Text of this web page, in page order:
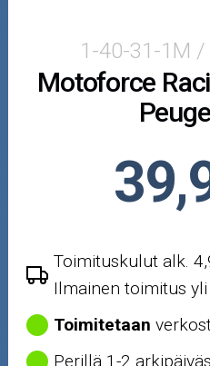
Puutarha ja metsä
Nastarenkaat
Öljyt ja kemikaalit
Työkalut
1-40-31-1M /
Motoforce
Toimituskulut alk.
Ilmainen toimitus
Toimitetaan
Perillä 1-2